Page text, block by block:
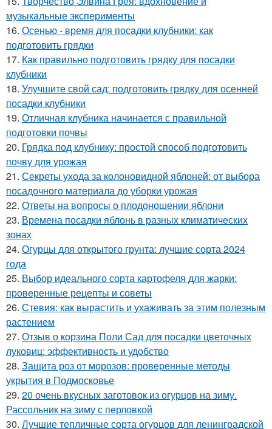
музыкальные эксперименты
16. Осенью - время для посадки клубники: как
подготовить грядки
17. Как правильно подготовить грядку для посадки
клубники
18. Улучшите свой сад: подготовить грядку для осенней
посадки клубники
19. Отличная клубника начинается с правильной
подготовки почвы
20. Грядка под клубнику: простой способ подготовить
почву для урожая
21. Секреты ухода за колоновидной яблоней: от выбора
посадочного материала до уборки урожая
22. Ответы на вопросы о плодоношении яблони
23. Времена посадки яблонь в разных климатических
зонах
24. Огурцы для открытого грунта: лучшие сорта 2024
года
25. Выбор идеального сорта картофеля для жарки:
проверенные рецепты и советы
26. Стевия: как вырастить и ухаживать за этим полезным
растением
27. Отзыв о корзина Поли Сад для посадки цветочных
луковиц: эффективность и удобство
28. Защита роз от морозов: проверенные методы
укрытия в Подмосковье
29. 20 очень вкусных заготовок из огурцов на зиму.
Рассольник на зиму с перловкой
30. Лучшие тепличные сорта огурцов для ленинградской